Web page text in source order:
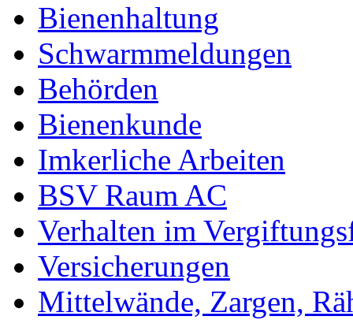
Bienenhaltung
Schwarmmeldungen
Behörden
Bienenkunde
Imkerliche Arbeiten
BSV Raum AC
Verhalten im
Versicherungen
Mittelwände, Zargen,